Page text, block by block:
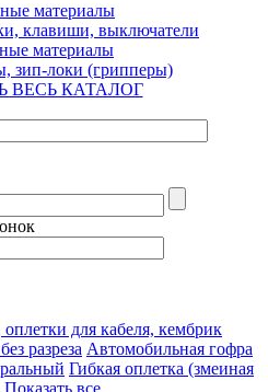
материалы
клавиши, выключатели
материалы
зип-локи (грипперы)
ВЕСЬ КАТАЛОГ
для кабеля, кембрик
разреза Автомобильная гофра
Гибкая оплетка (змеиная
Показать все